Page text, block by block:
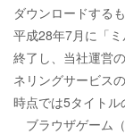
ダウンロードする
平成28年7月に「
終了し、当社運営
ネリングサービス
時点では5タイトル
ブラウザゲーム